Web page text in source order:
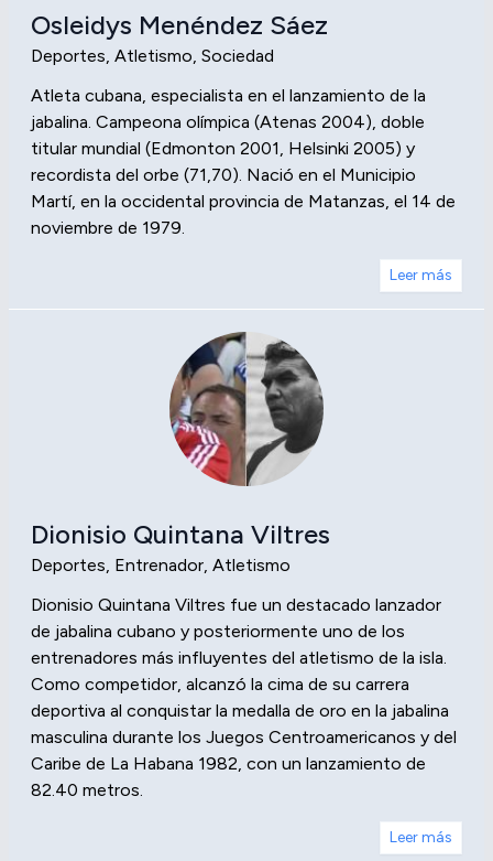
Osleidys Menéndez Sáez
Deportes, Atletismo, Sociedad
Atleta cubana, especialista en el lanzamiento de la
jabalina. Campeona olímpica (Atenas 2004), doble
titular mundial (Edmonton 2001, Helsinki 2005) y
recordista del orbe (71,70). Nació en el Municipio
Martí, en la occidental provincia de Matanzas, el 14 de
noviembre de 1979.
Leer más
Dionisio Quintana Viltres
Deportes, Entrenador, Atletismo
Dionisio Quintana Viltres fue un destacado lanzador
de jabalina cubano y posteriormente uno de los
entrenadores más influyentes del atletismo de la isla.
Como competidor, alcanzó la cima de su carrera
deportiva al conquistar la medalla de oro en la jabalina
masculina durante los Juegos Centroamericanos y del
Caribe de La Habana 1982, con un lanzamiento de
82.40 metros.
Leer más